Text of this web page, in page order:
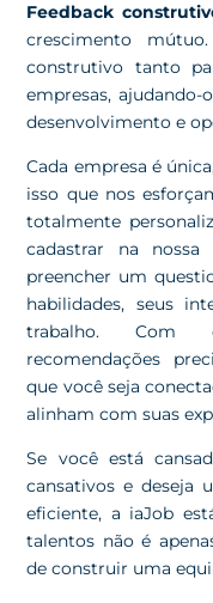
Feedback
crescimento
construtivo tanto
empresas, ajudando-
desenvolvimento e
Cada empresa é
isso que nos
totalmente
cadastrar na
preencher um
habilidades, seus
trabalho. Com
recomendações
que você seja
alinham com suas
Se você está
cansativos e deseja
eficiente, a iaJob
talentos não é
de construir uma